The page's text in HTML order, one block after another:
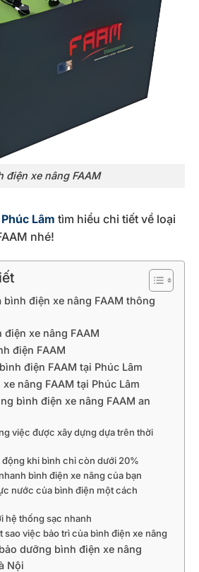
điện xe nâng FAAM
Lâm tìm hiểu chi tiết về loại
nhé!
bình điện xe nâng FAAM thông
xe nâng FAAM
điện FAAM
điện FAAM tại Phúc Lâm
nâng FAAM tại Phúc Lâm
bình điện xe nâng FAAM an
việc được xây dựng dựa trên thời
động khi bình chỉ còn dưới 20%
bình điện xe nâng của bạn
nước của bình điện một cách
hệ thống sạc nhanh
sao việc bảo trì của bình điện xe nâng
dưỡng bình điện xe nâng
Nội